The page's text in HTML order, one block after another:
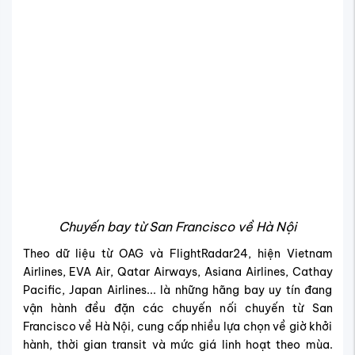
Chuyến bay từ San Francisco về Hà Nội
Theo dữ liệu từ OAG và FlightRadar24, hiện Vietnam
Airlines, EVA Air, Qatar Airways, Asiana Airlines, Cathay
Pacific, Japan Airlines... là những hãng bay uy tín đang
vận hành đều đặn các chuyến nối chuyến từ San
Francisco về Hà Nội, cung cấp nhiều lựa chọn về giờ khởi
hành, thời gian transit và mức giá linh hoạt theo mùa.